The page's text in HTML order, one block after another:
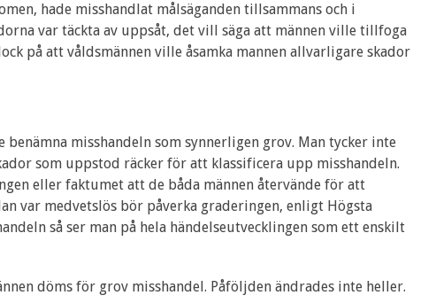
hade misshandlat målsäganden tillsammans och i
var täckta av uppsåt, det vill säga att männen ville tillfoga
på att våldsmännen ville åsamka mannen allvarligare skador
misshandeln som synnerligen grov. Man tycker inte
som uppstod räcker för att klassificera upp misshandeln.
eller faktumet att de båda männen återvände för att
var medvetslös bör påverka graderingen, enligt Högsta
så ser man på hela händelseutvecklingen som ett enskilt
döms för grov misshandel. Påföljden ändrades inte heller.